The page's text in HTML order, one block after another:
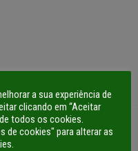
a sua experiência de
clicando em “Aceitar
todos os cookies.
de cookies" para alterar as